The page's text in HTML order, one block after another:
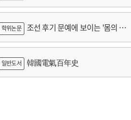
조사 : 2024년 건강보험연구원 정규연구
고서
학위논문 조선 후기 문예에 보이는 '몸의 욕
긍정' 양상 연구
일반도서 韓國電氣百年史